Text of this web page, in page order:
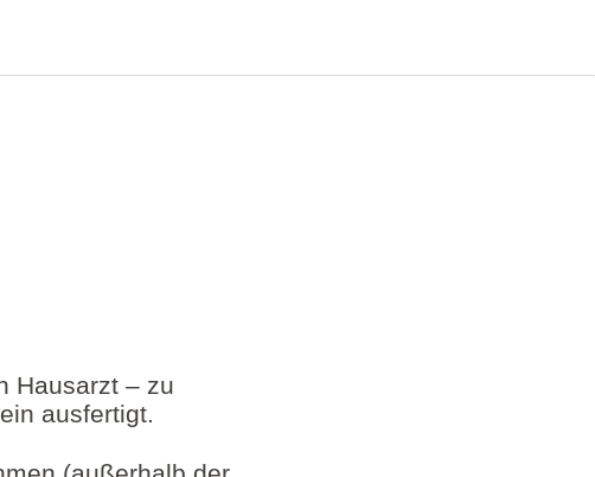
Hausarzt – zu
ausfertigt.